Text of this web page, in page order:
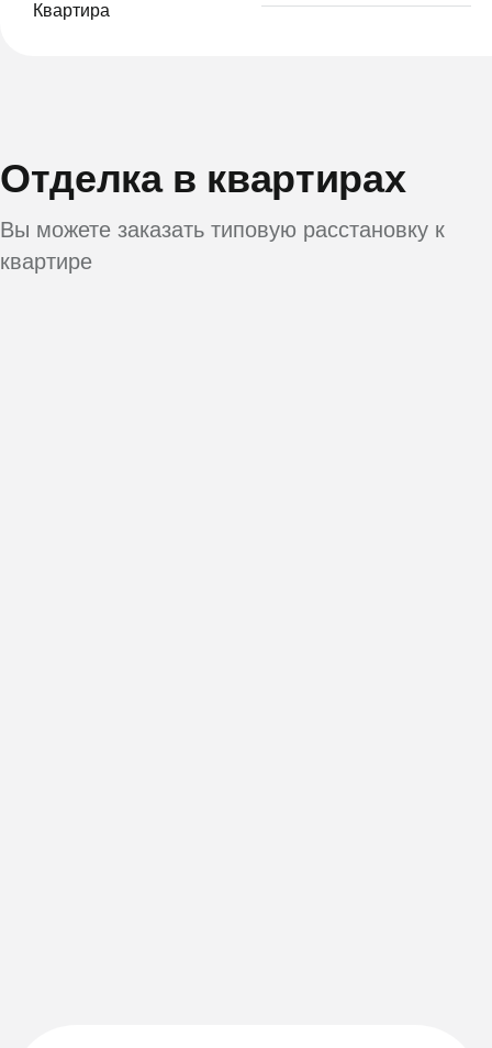
Квартира
Отделка в квартирах
Вы можете заказать типовую расстановку к
квартире